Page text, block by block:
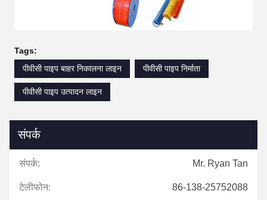
Tags:
पीवीसी पाइप बाहर निकालना लाइन
पीवीसी पाइप निर्माता
पीवीसी पाइप उत्पादन लाइन
संपर्क
संपर्क: Mr. Ryan Tan
टेलीफोन: 86-138-25752088